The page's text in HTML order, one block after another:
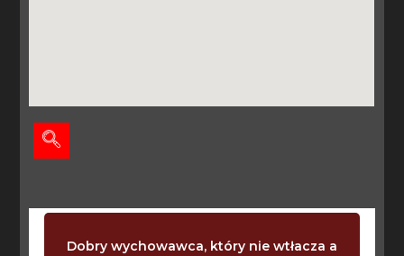
Dobry wychowawca, który nie wtłacza a